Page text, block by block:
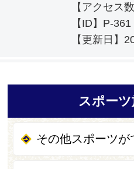
【アクセス数
【ID】 P-361
【更新日】
スポー
その他スポーツが